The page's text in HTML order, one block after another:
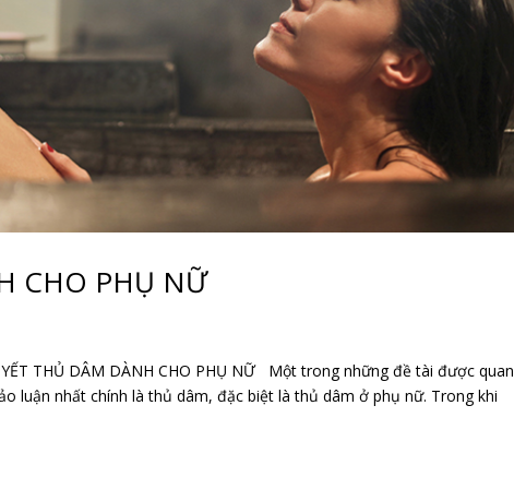
CHO PHỤ NỮ
THỦ DÂM DÀNH CHO PHỤ NỮ Một trong những đề tài được quan
luận nhất chính là thủ dâm, đặc biệt là thủ dâm ở phụ nữ. Trong khi